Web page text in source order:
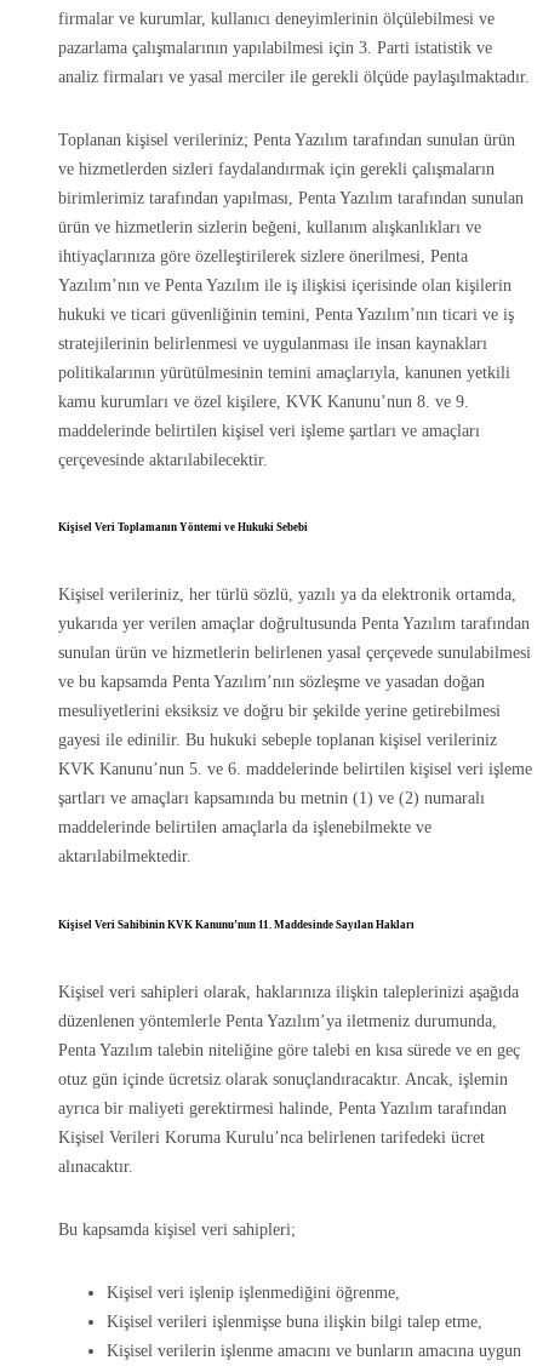
firmalar ve kurumlar, kullanıcı deneyimlerinin ölçülebilmesi ve
pazarlama çalışmalarının yapılabilmesi için 3. Parti istatistik ve
analiz firmaları ve yasal merciler ile gerekli ölçüde paylaşılmaktadır.
Toplanan kişisel verileriniz; Penta Yazılım tarafından sunulan ürün
ve hizmetlerden sizleri faydalandırmak için gerekli çalışmaların
birimlerimiz tarafından yapılması, Penta Yazılım tarafından sunulan
ürün ve hizmetlerin sizlerin beğeni, kullanım alışkanlıkları ve
ihtiyaçlarınıza göre özelleştirilerek sizlere önerilmesi, Penta
Yazılım’nın ve Penta Yazılım ile iş ilişkisi içerisinde olan kişilerin
hukuki ve ticari güvenliğinin temini, Penta Yazılım’nın ticari ve iş
stratejilerinin belirlenmesi ve uygulanması ile insan kaynakları
politikalarının yürütülmesinin temini amaçlarıyla, kanunen yetkili
kamu kurumları ve özel kişilere, KVK Kanunu’nun 8. ve 9.
maddelerinde belirtilen kişisel veri işleme şartları ve amaçları
çerçevesinde aktarılabilecektir.
Kişisel Veri Toplamanın Yöntemi ve Hukuki Sebebi
Kişisel verileriniz, her türlü sözlü, yazılı ya da elektronik ortamda,
yukarıda yer verilen amaçlar doğrultusunda Penta Yazılım tarafından
sunulan ürün ve hizmetlerin belirlenen yasal çerçevede sunulabilmesi
ve bu kapsamda Penta Yazılım’nın sözleşme ve yasadan doğan
mesuliyetlerini eksiksiz ve doğru bir şekilde yerine getirebilmesi
gayesi ile edinilir. Bu hukuki sebeple toplanan kişisel verileriniz
KVK Kanunu’nun 5. ve 6. maddelerinde belirtilen kişisel veri işleme
şartları ve amaçları kapsamında bu metnin (1) ve (2) numaralı
maddelerinde belirtilen amaçlarla da işlenebilmekte ve
aktarılabilmektedir.
Kişisel Veri Sahibinin KVK Kanunu’nun 11. Maddesinde Sayılan Hakları
Kişisel veri sahipleri olarak, haklarınıza ilişkin taleplerinizi aşağıda
düzenlenen yöntemlerle Penta Yazılım’ya iletmeniz durumunda,
Penta Yazılım talebin niteliğine göre talebi en kısa sürede ve en geç
otuz gün içinde ücretsiz olarak sonuçlandıracaktır. Ancak, işlemin
ayrıca bir maliyeti gerektirmesi halinde, Penta Yazılım tarafından
Kişisel Verileri Koruma Kurulu’nca belirlenen tarifedeki ücret
alınacaktır.
Bu kapsamda kişisel veri sahipleri;
Kişisel veri işlenip işlenmediğini öğrenme,
Kişisel verileri işlenmişse buna ilişkin bilgi talep etme,
Kişisel verilerin işlenme amacını ve bunların amacına uygun